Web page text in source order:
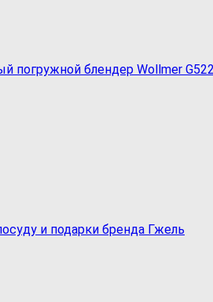
погружной блендер Wollmer
и подарки бренда Гжель